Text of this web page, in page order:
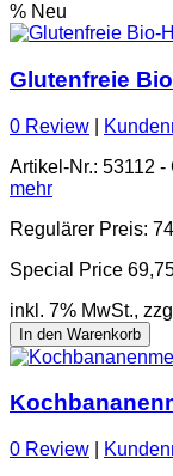
% Neu
Glutenfreie
0 Review
Artikel-Nr.: 53112
mehr
Regulärer Preis:
Special Price
inkl. 7% MwSt.,
In den Warenkorb
0 Review